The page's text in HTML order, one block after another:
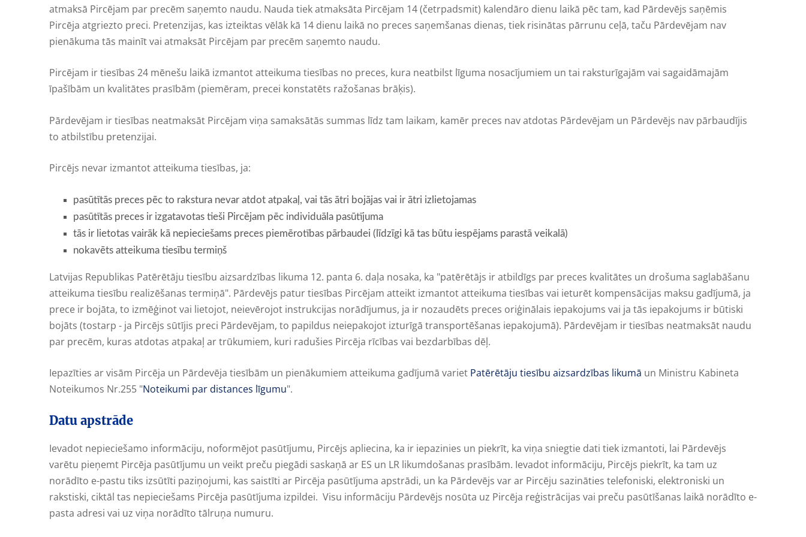
atmaksā Pircējam par precēm saņemto naudu. Nauda tiek atmaksāta Pircējam 14 (četrpadsmit) kalendāro dienu laikā pēc tam, kad Pārdevējs saņēmis
Pircēja atgriezto preci. Pretenzijas, kas izteiktas vēlāk kā 14 dienu laikā no preces saņemšanas dienas, tiek risinātas pārrunu ceļā, taču Pārdevējam nav
pienākuma tās mainīt vai atmaksāt Pircējam par precēm saņemto naudu.
Pircējam ir tiesības 24 mēnešu laikā izmantot atteikuma tiesības no preces, kura neatbilst līguma nosacījumiem un tai raksturīgajām vai sagaidāmajām
īpašībām un kvalitātes prasībām (piemēram, precei konstatēts ražošanas brāķis).
Pārdevējam ir tiesības neatmaksāt Pircējam viņa samaksātās summas līdz tam laikam, kamēr preces nav atdotas Pārdevējam un Pārdevējs nav pārbaudījis
to atbilstību pretenzijai.
Pircējs nevar izmantot atteikuma tiesības, ja:
pasūtītās preces pēc to rakstura nevar atdot atpakaļ, vai tās ātri bojājas vai ir ātri izlietojamas
pasūtītās preces ir izgatavotas tieši Pircējam pēc individuāla pasūtījuma
tās ir lietotas vairāk kā nepieciešams preces piemērotības pārbaudei (līdzīgi kā tas būtu iespējams parastā veikalā)
nokavēts atteikuma tiesību termiņš
Latvijas Republikas Patērētāju tiesību aizsardzības likuma 12. panta 6. daļa nosaka, ka "patērētājs ir atbildīgs par preces kvalitātes un drošuma saglabāšanu
atteikuma tiesību realizēšanas termiņā". Pārdevējs patur tiesības Pircējam atteikt izmantot atteikuma tiesības vai ieturēt kompensācijas maksu gadījumā, ja
prece ir bojāta, to izmēģinot vai lietojot, neievērojot instrukcijas norādījumus, ja ir nozaudēts preces oriģinālais iepakojums vai ja tās iepakojums ir būtiski
bojāts (tostarp - ja Pircējs sūtījis preci Pārdevējam, to papildus neiepakojot izturīgā transportēšanas iepakojumā). Pārdevējam ir tiesības neatmaksāt naudu
par precēm, kuras atdotas atpakaļ ar trūkumiem, kuri radušies Pircēja rīcības vai bezdarbības dēļ.
Iepazīties ar visām Pircēja un Pārdevēja tiesībām un pienākumiem atteikuma gadījumā variet Patērētāju tiesību aizsardzības likumā un Ministru Kabineta
Noteikumos Nr.255 "Noteikumi par distances līgumu".
Datu apstrāde
Ievadot nepieciešamo informāciju, noformējot pasūtījumu, Pircējs apliecina, ka ir iepazinies un piekrīt, ka viņa sniegtie dati tiek izmantoti, lai Pārdevējs
varētu pieņemt Pircēja pasūtījumu un veikt preču piegādi saskaņā ar ES un LR likumdošanas prasībām. Ievadot informāciju, Pircējs piekrīt, ka tam uz
norādīto e-pastu tiks izsūtīti paziņojumi, kas saistīti ar Pircēja pasūtījuma apstrādi, un ka Pārdevējs var ar Pircēju sazināties telefoniski, elektroniski un
rakstiski, ciktāl tas nepieciešams Pircēja pasūtījuma izpildei. Visu informāciju Pārdevējs nosūta uz Pircēja reģistrācijas vai preču pasūtīšanas laikā norādīto e-
pasta adresi vai uz viņa norādīto tālruņa numuru.